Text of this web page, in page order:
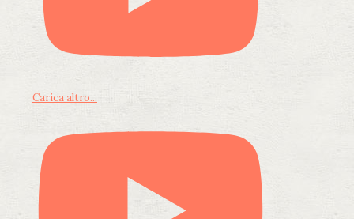
Carica altro...